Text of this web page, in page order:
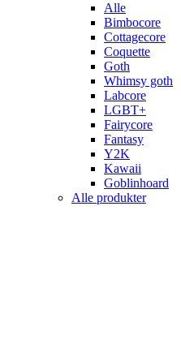
Alle
Bimbocore
Cottagecore
Coquette
Goth
Whimsy goth
Labcore
LGBT+
Fairycore
Fantasy
Y2K
Kawaii
Goblinhoard
Alle produkter